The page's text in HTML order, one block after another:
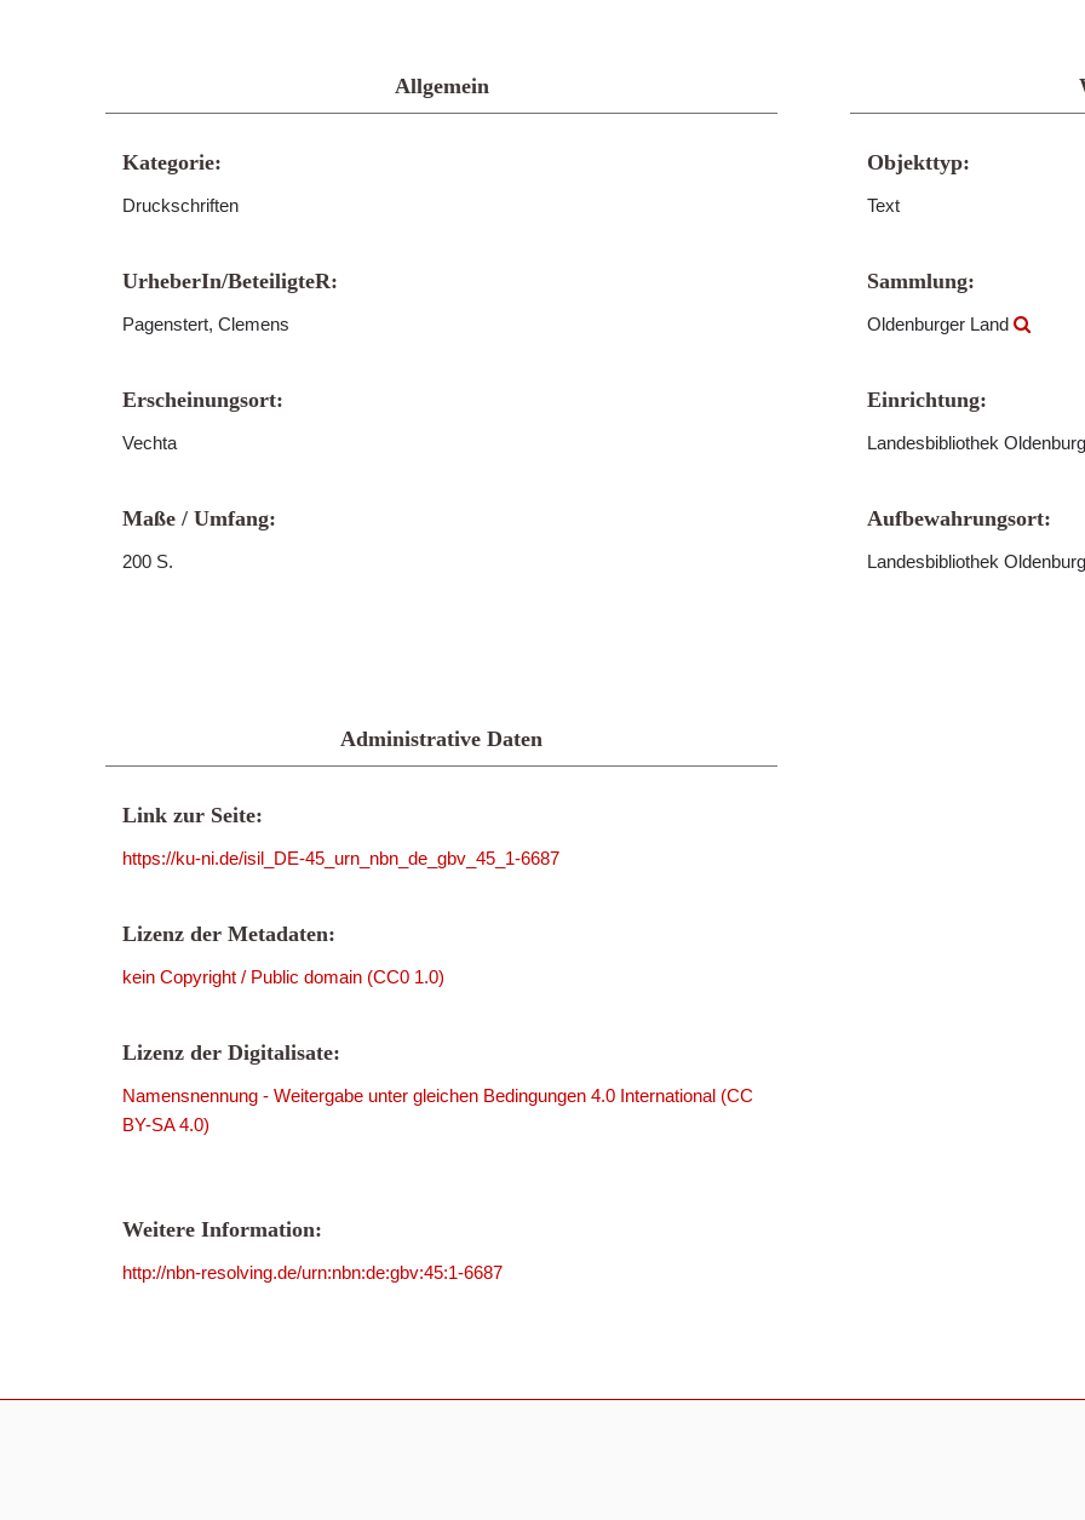
Allgemein
Kategorie:
Druckschriften
UrheberIn/BeteiligteR:
Pagenstert, Clemens
Erscheinungsort:
Vechta
Maße / Umfang:
200 S.
Objekttyp:
Text
Sammlung:
Oldenburger Land
Einrichtung:
Landesbibliothek
Aufbewahrungsort:
Landesbibliothek Oldenburg
Administrative Daten
Link zur Seite:
https://ku-ni.de/isil_DE-45_urn_nbn_de_gbv_45_1-6687
Lizenz der Metadaten:
kein Copyright / Public domain (CC0 1.0)
Lizenz der Digitalisate:
Namensnennung - Weitergabe unter gleichen Bedingungen 4.0 International (CC
BY-SA 4.0)
Weitere Information:
http://nbn-resolving.de/urn:nbn:de:gbv:45:1-6687